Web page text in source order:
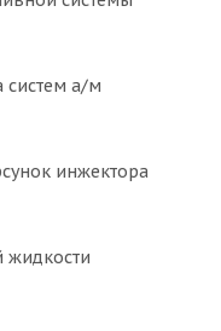
систем а/м
инжектора
жидкости